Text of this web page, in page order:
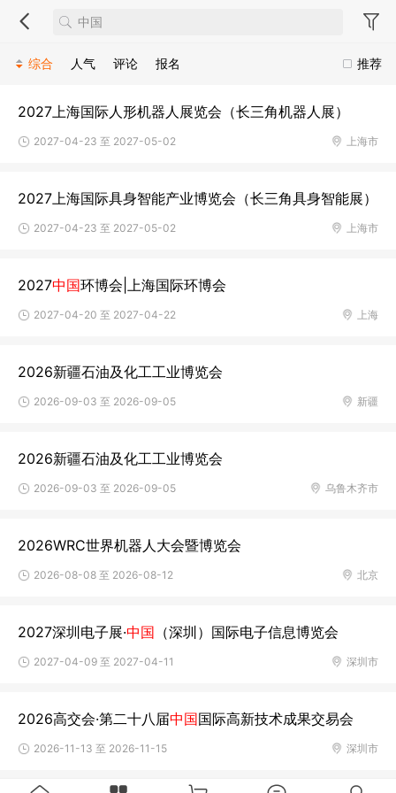
推荐
综合 人气 评论 报名
2027上海国际人形机器人展览会（长三角机器人展）
上海市
2027-04-23 至 2027-05-02
2027上海国际具身智能产业博览会（长三角具身智能展）
上海市
2027-04-23 至 2027-05-02
2027中国环博会|上海国际环博会
上海
2027-04-20 至 2027-04-22
2026新疆石油及化工工业博览会
新疆
2026-09-03 至 2026-09-05
2026新疆石油及化工工业博览会
乌鲁木齐市
2026-09-03 至 2026-09-05
2026WRC世界机器人大会暨博览会
北京
2026-08-08 至 2026-08-12
2027深圳电子展·中国 （深圳）国际电子信息博览会
深圳市
2027-04-09 至 2027-04-11
2026高交会·第二十八届中国国际高新技术成果交易会
深圳市
2026-11-13 至 2026-11-15